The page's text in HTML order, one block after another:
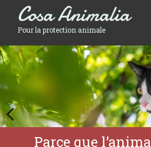
Cosa Animalia
Pour la protection animale
Parce que
N’achetez
J’aime mon chat,